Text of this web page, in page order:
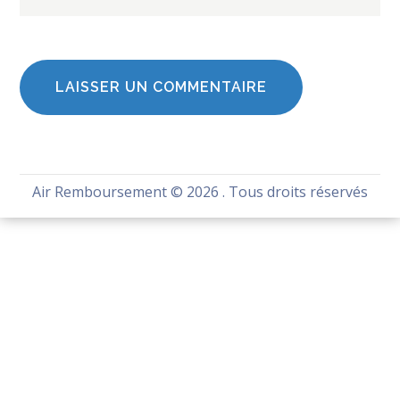
Air Remboursement© 2026 . Tous droits réservés